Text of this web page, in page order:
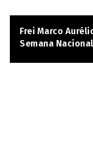
Frei Marco
Semana